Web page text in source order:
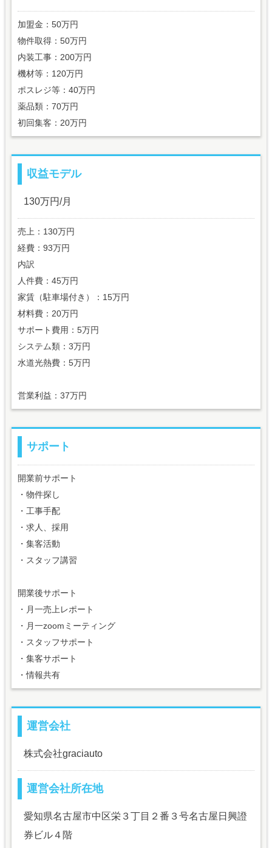
加盟金：50万円
物件取得：50万円
内装工事：200万円
機材等：120万円
ポスレジ等：40万円
薬品類：70万円
初回集客：20万円
収益モデル
130万円/月
売上：130万円
経費：93万円
内訳
人件費：45万円
家賃（駐車場付き）：15万円
材料費：20万円
サポート費用：5万円
システム類：3万円
水道光熱費：5万円
営業利益：37万円
サポート
開業前サポート
・物件探し
・工事手配
・求人、採用
・集客活動
・スタッフ講習
開業後サポート
・月一売上レポート
・月一zoomミーティング
・スタッフサポート
・集客サポート
・情報共有
運営会社
株式会社graciauto
運営会社所在地
愛知県名古屋市中区栄３丁目２番３号名古屋日興證
券ビル４階